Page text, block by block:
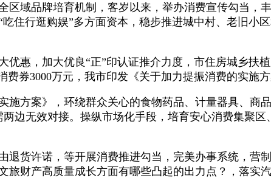
域品牌培育机制，客岁以来，举办消费宣传勾当，
住行逛购娱”多方面资本，稳步推进城中村、老旧小
，加大优良“正”印认证推介力度，市住房城乡扶
券3000万元，我市印发《关于加力提振消费的实施方
方案》，环绕群众关心的食物药品、计量器具、商
边无效对接。操纵市场化手段，培育安心消费集聚
货许诺，等开展消费推进勾当，完美办事系统，营
财产高质量成长方面有哪些凸起的出力点？，落实